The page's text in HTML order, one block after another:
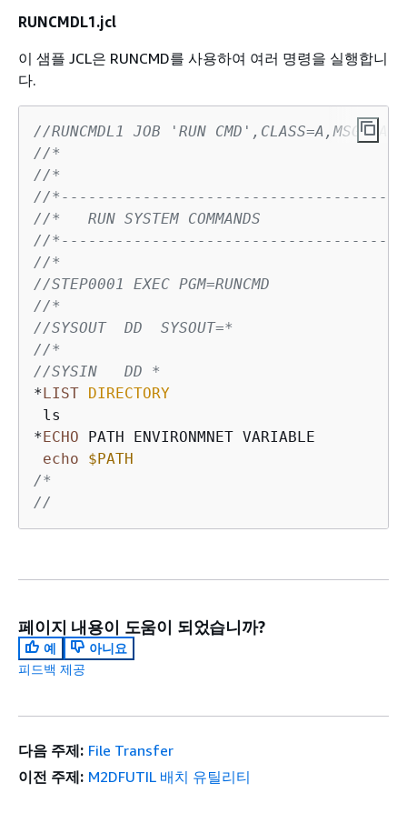
RUNCMDL1.jcl
이 샘플 JCL은 RUNCMD를 사용하여 여러 명령을 실행합니
다.
//RUNCMDL1 JOB 'RUN
//*
//*
//
//*   RUN SYSTEM COMMANDS
//
//*
//STEP0001 EXEC PGM=RUNCMD
//*
//SYSOUT  DD  SYSOUT=*
//*
//SYSIN   DD *
*LIST DIRECTORY
ls
*ECHO PATH ENVIRONMNET VARIABLE
echo
$PATH
/*
//
페이지 내용이 도움이 되었습니까?
예
아니요
피드백 제공
다음 주제: File Transfer
이전 주제: M2DFUTIL 배치 유틸리티